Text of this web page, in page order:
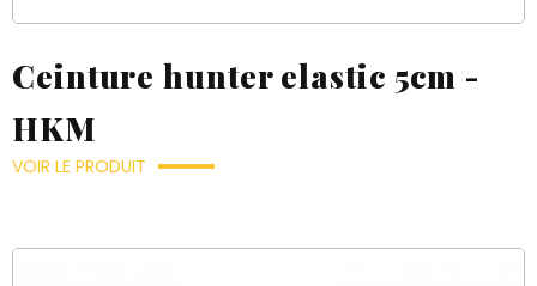
Ceinture hunter elastic 5cm -
HKM
VOIR LE PRODUIT